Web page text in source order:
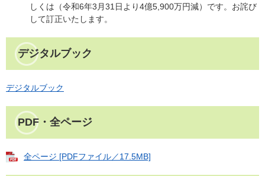
しくは（令和6年3月31日より4億5,900万円減）です。お詫び
して訂正いたします。
デジタルブック
デジタルブック
PDF・全ページ
全ページ [PDFファイル／17.5MB]